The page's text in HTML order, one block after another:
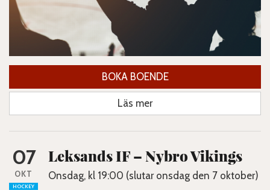
BOKA BOENDE
Läs mer
07
OKT
HOCKEY
Leksands IF – Nybro Vikings
Onsdag, kl 19:00 (slutar onsdag den 7 oktober)